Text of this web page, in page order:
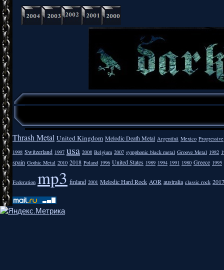
Thrash Metal United Kingdom Melodic Death Metal Argentīnā Mexico Progressive
1998 Switzerland 1997 usa 2008 Belgium 2007 symphonic black metal Groove Metal 1982
spain Gothic Metal 2010 2018 Poland 1996 United States 1989 1994 1991 1980 Greece 1995
Federation mp3 finland 2001 Melodic Hard Rock AOR australia classic rock 2017